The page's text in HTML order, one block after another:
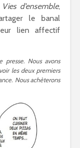
Vies d’ensemble,
le banal
lien affectif
presse. Nous avons
les deux premiers
Nous achèterons
Kaze to
Retour
avant la
La magie